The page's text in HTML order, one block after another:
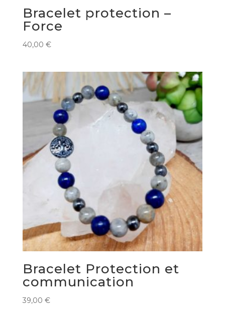
Bracelet protection –
Force
40,00 €
Bracelet Protection et
communication
39,00 €